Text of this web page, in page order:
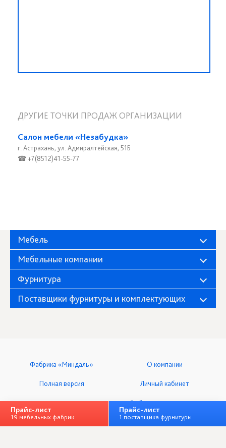
ДРУГИЕ ТОЧКИ ПРОДАЖ ОРГАНИЗАЦИИ
Салон мебели «Незабудка»
г. Астрахань, ул. Адмиралтейская, 51Б
☎ +7(8512)41-55-77
Мебель
Мебельные компании
Фурнитура
Поставщики фурнитуры и комплектующих
Фабрика «Миндаль» О компании
Полная версия Личный кабинет
+ Добавить организацию
Прайс-лист
19 мебельных фабрик
Прайс-лист
1 поставщика фурнитуры